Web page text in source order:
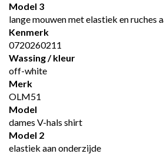
Model 3
lange mouwen met elastiek en ruches
Kenmerk
0720260211
Wassing / kleur
off-white
Merk
OLM51
Model
dames V-hals shirt
Model 2
elastiek aan onderzijde